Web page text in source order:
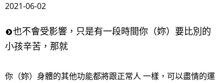
2021-06-02
也不會受影響，只是有一段時間你（妳）要比別的
小孩辛苦，那就
你（妳）身體的其他功能都將跟正常人 一樣，可以盡情的運